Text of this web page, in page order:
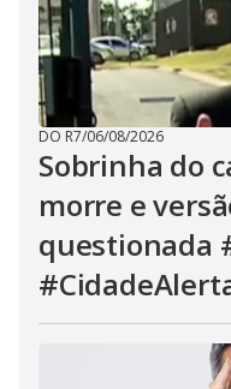
DO R7/06/08/2026
Sobrinha do
morre e
questionada